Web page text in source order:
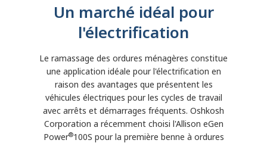
Un marché idéal pour
l'électrification
Le ramassage des ordures ménagères constitue
une application idéale pour l'électrification en
raison des avantages que présentent les
véhicules électriques pour les cycles de travail
avec arrêts et démarrages fréquents. Oshkosh
Corporation a récemment choisi l'Allison eGen
Power®100S pour la première benne à ordures